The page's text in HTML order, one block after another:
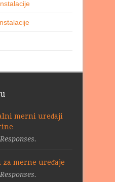
merni uređaji
za merne uređaje